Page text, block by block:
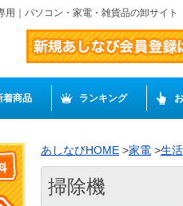
用｜パソコン・家電・雑貨品の卸サイ
着商品 ランキング
あしなびHOME >家電 >生
掃除機